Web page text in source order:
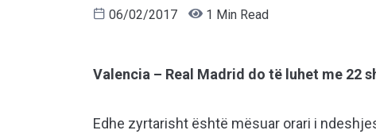
06/02/2017 1 Min Read
Valencia – Real Madrid do të luhet me 22
Edhe zyrtarisht është mësuar orari i